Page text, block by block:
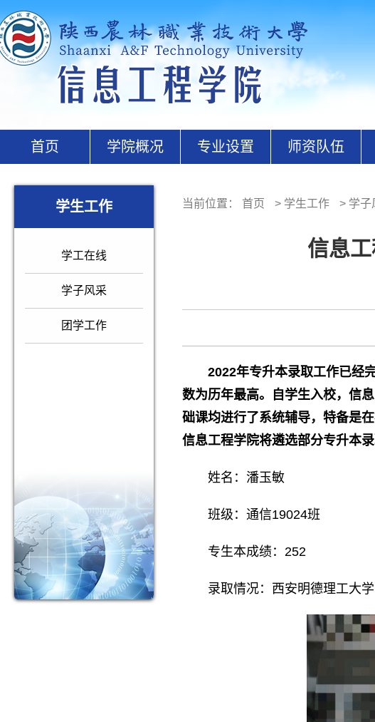
首页 学院概况 专业设置 师资队伍
学生工作
学工在线
学子风采
团学工作
当前位置： 首页 > 学生工作 > 学子
信息
2022年专升本录取工作已经
数为历年最高。自学生入校，信
础课均进行了系统辅导，特备是
信息工程学院将遴选部分专升本
姓名：潘玉敏
班级：通信19024班
专生本成绩：252
录取情况：西安明德理工大